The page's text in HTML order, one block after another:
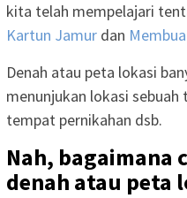
kita telah mempelajari
Kartun Jamur dan
Denah atau peta lokasi
menunjukan lokasi
tempat pernikahan dsb.
Nah, bagaimana
denah atau peta